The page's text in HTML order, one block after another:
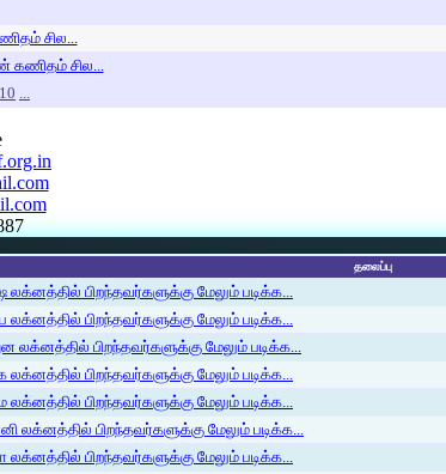
சில...
கணிதம் சில...
10 ...
தலைப்பு
லக்னத்தில் பிறந்தவர்களுக்கு மேலும் படிக்க...
லக்னத்தில் பிறந்தவர்களுக்கு மேலும் படிக்க...
லக்னத்தில் பிறந்தவர்களுக்கு மேலும் படிக்க...
லக்னத்தில் பிறந்தவர்களுக்கு மேலும் படிக்க...
லக்னத்தில் பிறந்தவர்களுக்கு மேலும் படிக்க...
லக்னத்தில் பிறந்தவர்களுக்கு மேலும் படிக்க...
லக்னத்தில் பிறந்தவர்களுக்கு மேலும் படிக்க...